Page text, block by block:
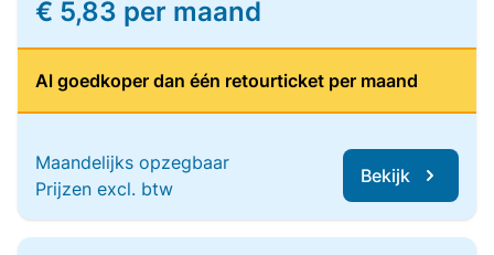
€ 5,83 per maand
Al goedkoper dan één retourticket per maand
Maandelijks opzegbaar
Prijzen excl. btw
Bekijk